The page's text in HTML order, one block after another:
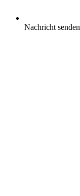
Nachricht senden